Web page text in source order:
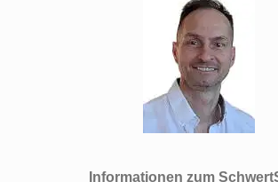
Informationen zum